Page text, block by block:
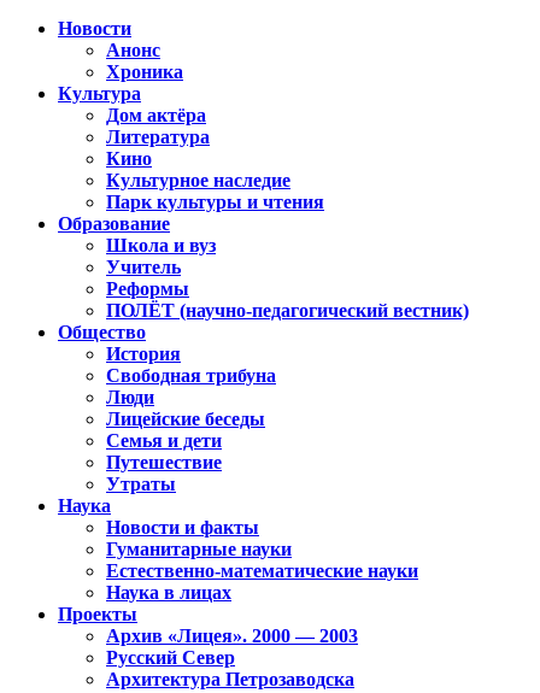
Новости
Анонс
Хроника
Культура
Дом актёра
Литература
Кино
Культурное наследие
Парк культуры и чтения
Образование
Школа и вуз
Учитель
Реформы
ПОЛЁТ (научно-педагогический вестник)
Общество
История
Свободная трибуна
Люди
Лицейские беседы
Семья и дети
Путешествие
Утраты
Наука
Новости и факты
Гуманитарные науки
Естественно-математические науки
Наука в лицах
Проекты
Архив «Лицея». 2000 — 2003
Русский Север
Архитектура Петрозаводска